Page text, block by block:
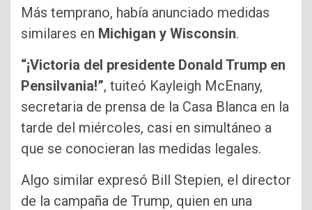
Más temprano, había anunciado medidas
similares en Michigan y Wisconsin.
“¡Victoria del presidente Donald Trump en
Pensilvania!”, tuiteó Kayleigh McEnany,
secretaria de prensa de la Casa Blanca en la
tarde del miércoles, casi en simultáneo a
que se conocieran las medidas legales.
Algo similar expresó Bill Stepien, el director
de la campaña de Trump, quien en una